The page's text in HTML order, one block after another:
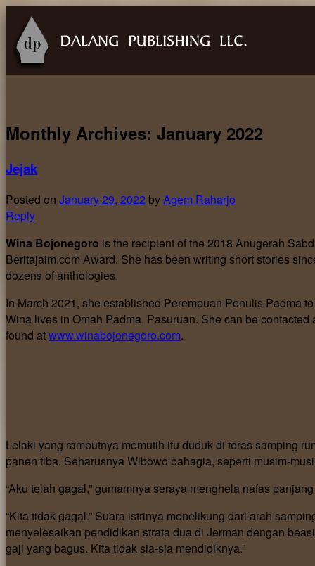
Monthly Archives: January 2022
Jejak
Posted on January 29, 2022 byAgem Raharjo
Reply
Wina Bojonegoro is the recipient of the 2018 Anugerah
Beritajaim.com Award. She has been writing short stories
dozens of anthologies.
In March 2021, she established Perempuan Penulis Padma
Wina lives in Omah Padma, Pasuruan. She can be contacted
found atwww.winabojonegoro.com.
Lelaki yang rambutnya memutih itu duduk di teras samping
panen tiba. Seharusnya Wibowo bahagia, seperti musim-
“Aku telah gagal,” gumamnya seraya menghela nafas
“Kita tidak gagal.” Suara istrinya menelikung dari arah
menyelesaikan pendidikan strata dua di Jerman dengan
gaji yang bagus. Kita tidak sia-sia mendidiknya.”